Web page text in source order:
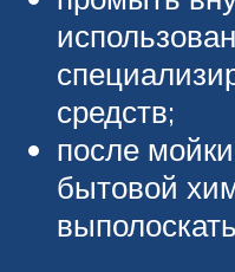
средств;
после
бытовой